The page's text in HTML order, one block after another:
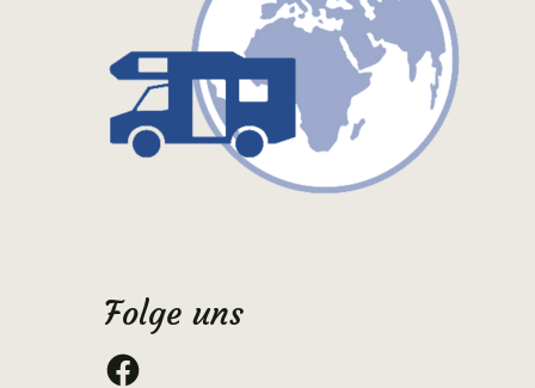
Folge uns
Facebook